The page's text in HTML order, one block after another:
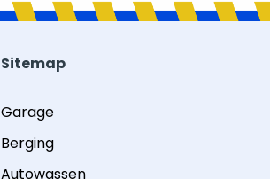
Sitemap
Garage
Berging
Autowassen